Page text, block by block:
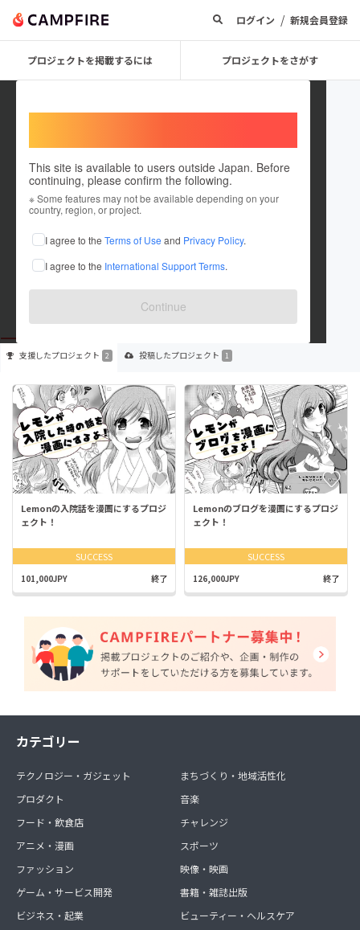
ログイン / 新規会員登録
プロジェクトを掲載するには プロジェクトをさがす
This site is available to users outside Japan. Before
continuing, please confirm the following.
※ Some features may not be available depending on your
country, region, or project.
I agree to the Terms of Use and Privacy Policy.
I agree to the International Support Terms.
Continue
miki5630
これまでに2回支援して1件のプロジェクトを投稿しています
在住国：未設定
出身国：未設定
支援したプロジェクト 2 投稿したプロジェクト 1
Lemonの入院話を漫画にするプロジ
ェクト！
SUCCESS
101,000JPY 終了
Lemonのブログを漫画にするプロジ
ェクト！
SUCCESS
126,000JPY 終了
カテゴリー
テクノロジー・ガジェット
プロダクト
フード・飲食店
アニメ・漫画
ファッション
ゲーム・サービス開発
ビジネス・起業
まちづくり・地域活性化
音楽
チャレンジ
スポーツ
映像・映画
書籍・雑誌出版
ビューティー・ヘルスケア